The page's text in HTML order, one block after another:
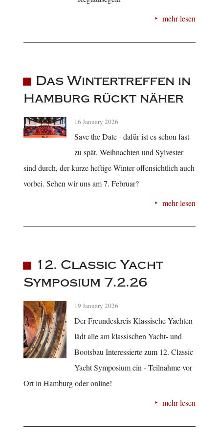
mehr lesen
Das Wintertreffen in
Hamburg rückt näher
16 January 2026
Save the Date - dafür ist es schon fast
zu spät. Weihnachten und Sylvester
sind durch, der kurze heftige Winter offensichtlich auch
vorbei. Sehen wir uns am 7. Februar?
mehr lesen
12. Classic Yacht
Symposium 7.2.26
19 January 2026
Der Freundeskreis Klassische Yachten
lädt alle am klassischen Yacht- und
Bootsbau Interessierte zum 12. Classic
Yacht Symposium ein - Teilnahme vor
Ort in Hamburg oder online!
mehr lesen